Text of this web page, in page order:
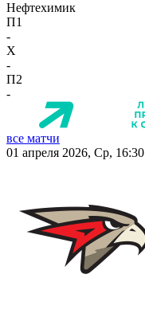
Нефтехимик
П1
-
X
-
П2
-
все матчи
01 апреля 2026, Ср, 16:30